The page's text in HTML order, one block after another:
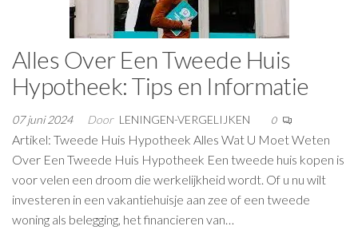
Alles Over Een Tweede Huis
Hypotheek: Tips en Informatie
07 juni 2024 Door LENINGEN-VERGELIJKEN 0
Artikel: Tweede Huis Hypotheek Alles Wat U Moet Weten
Over Een Tweede Huis Hypotheek Een tweede huis kopen is
voor velen een droom die werkelijkheid wordt. Of u nu wilt
investeren in een vakantiehuisje aan zee of een tweede
woning als belegging, het financieren van…